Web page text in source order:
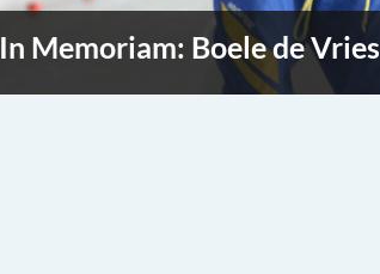
In Memoriam: Boele de Vries